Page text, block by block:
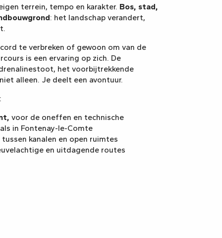
terrein, tempo en karakter. Bos, stad,
: het landschap verandert,
te verbreken of gewoon om van de
is een ervaring op zich. De
het voorbijtrekkende
alleen. Je deelt een avontuur.
voor de oneffen en technische
in Fontenay-le-Comte
tussen kanalen en open ruimtes
en uitdagende routes